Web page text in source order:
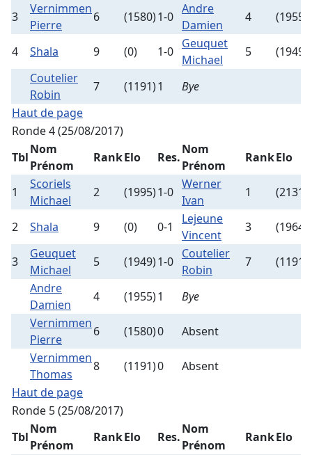
3
Vernimmen
Pierre
6 (1580)1-0
Andre
Damien
4 (1955)
4 Shala 9 (0) 1-0
Geuquet
Michael
5
(1949)
Coutelier
Robin
7 (1191)1
Bye
Haut de page
Ronde 4 (25/08/2017)
Tbl
Nom
Prénom
RankElo Res.
Nom
Prénom
RankElo
1
Scoriels
Michael
2 (1995)1-0
Werner
Ivan
1 (2131)
2 Shala 9 (0) 0-1
Lejeune
Vincent
3 (1964)
3
Geuquet
Michael
5 (1949)1-0
Coutelier
Robin
7
(1191)
Andre
Damien
4 (1955)1
Bye
Vernimmen
Pierre
6 (1580)0
Absent
Vernimmen
Thomas
8 (1191)0
Absent
Haut de page
Ronde 5 (25/08/2017)
Tbl
Nom
Prénom
RankElo Res.
Nom
Prénom
RankElo